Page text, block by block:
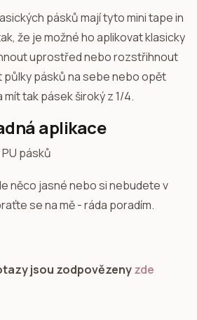
pásků mají tyto mini tape in
že je možné ho aplikovat klasicky
uprostřed nebo rozstřihnout
půlky pásků na sebe nebo opět
tak pásek široký z 1/4.
aplikace
něco jasné nebo si nebudete v
se na mě - ráda poradím.
jsou zodpovězenyzde